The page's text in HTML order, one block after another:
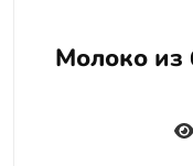
Молоко из